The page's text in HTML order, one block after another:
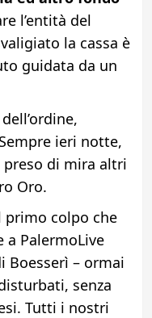
l’entità del
la cassa è
guidata da un
ieri notte,
di mira altri
Oro.
primo colpo che
a PalermoLive
Boesserì – ormai
senza
Tutti i nostri